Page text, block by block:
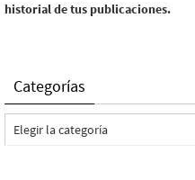
historial de tus publicaciones.
Categorías
Categorías